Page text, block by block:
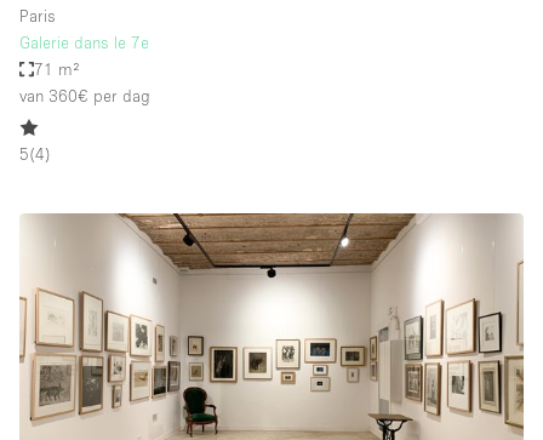
Paris
Galerie dans le 7e
71 m²
van 360€ per dag
5(4)